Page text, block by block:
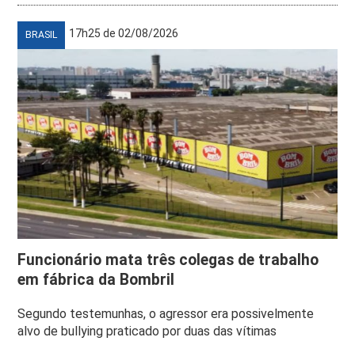
BRASIL 17h25 de 02/08/2026
Funcionário mata três colegas de trabalho
em fábrica da Bombril
Segundo testemunhas, o agressor era possivelmente
alvo de bullying praticado por duas das vítimas